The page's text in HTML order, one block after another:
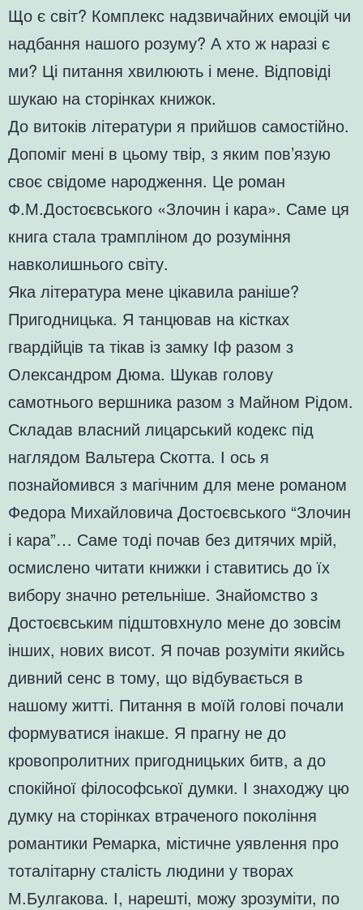
Що є світ? Комплекс надзвичайних емоцій чи
надбання нашого розуму? А хто ж наразі є
ми? Ці питання хвилюють і мене. Відповіді
шукаю на сторінках книжок.
До витоків літератури я прийшов самостійно.
Допоміг мені в цьому твір, з яким пов’язую
своє свідоме народження. Це роман
Ф.М.Достоєвського «Злочин і кара». Саме ця
книга стала трампліном до розуміння
навколишнього світу.
Яка література мене цікавила раніше?
Пригодницька. Я танцював на кістках
гвардійців та тікав із замку Іф разом з
Олександром Дюма. Шукав голову
самотнього вершника разом з Майном Рідом.
Складав власний лицарський кодекс під
наглядом Вальтера Скотта. І ось я
познайомився з магічним для мене романом
Федора Михайловича Достоєвського “Злочин
і кара”… Саме тоді почав без дитячих мрій,
осмислено читати книжки і ставитись до їх
вибору значно ретельніше. Знайомство з
Достоєвським підштовхнуло мене до зовсім
інших, нових висот. Я почав розуміти якийсь
дивний сенс в тому, що відбувається в
нашому житті. Питання в моїй голові почали
формуватися інакше. Я прагну не до
кровопролитних пригодницьких битв, а до
спокійної філософської думки. І знаходжу цю
думку на сторінках втраченого покоління
романтики Ремарка, містичне уявлення про
тоталітарну сталість людини у творах
М.Булгакова. І, нарешті, можу зрозуміти, по